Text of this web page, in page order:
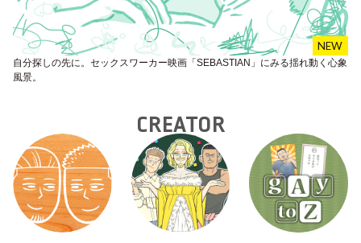
自分探しの先に。セックスワーカー映画「SEBASTIAN」にみる揺れ動く心象
風景。
CREATOR